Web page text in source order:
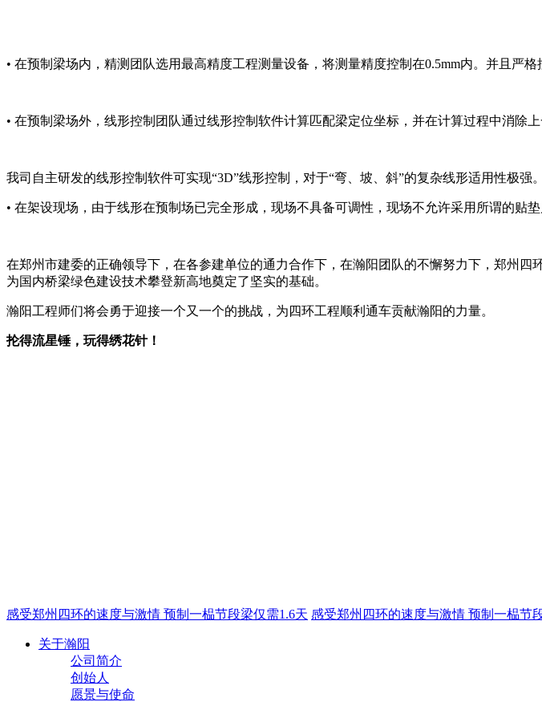
• 在预制梁场内，精测团队选用最高精度工程测量设备，将测量精度控制在0.5mm内。并且严
• 在预制梁场外，线形控制团队通过线形控制软件计算匹配梁定位坐标，并在计算过程中消除上
我司自主研发的线形控制软件可实现“3D”线形控制，对于“弯、坡、斜”的复杂线形适用性极强
• 在架设现场，由于线形在预制场已完全形成，现场不具备可调性，现场不允许采用所谓的贴
在郑州市建委的正确领导下，在各参建单位的通力合作下，在瀚阳团队的不懈努力下，郑州
为国内桥梁绿色建设技术攀登新高地奠定了坚实的基础。
瀚阳工程师们将会勇于迎接一个又一个的挑战，为四环工程顺利通车贡献瀚阳的力量。
抡得流星锤，玩得绣花针！
感受郑州四环的速度与激情 预制一榀节段梁仅需1.6天 感受郑州四环的速度与激情 预制一榀节
关于瀚阳
公司简介
创始人
愿景与使命